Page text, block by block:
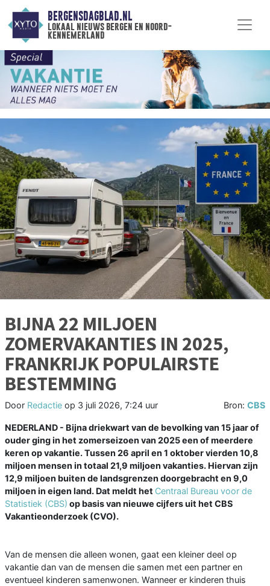
BERGENSDAGBLAD.NL
lokaal nieuws bergen en noord-
kennemerland
BIJNA 22 MILJOEN
ZOMERVAKANTIES IN 2025,
FRANKRIJK POPULAIRSTE
BESTEMMING
Door Redactie op 3 juli 2026, 7:24 uur Bron: CBS
NEDERLAND - Bijna driekwart van de bevolking van 15 jaar of
ouder ging in het zomerseizoen van 2025 een of meerdere
keren op vakantie. Tussen 26 april en 1 oktober vierden 10,8
miljoen mensen in totaal 21,9 miljoen vakanties. Hiervan zijn
12,9 miljoen buiten de landsgrenzen doorgebracht en 9,0
miljoen in eigen land. Dat meldt het Centraal Bureau voor de
Statistiek (CBS) op basis van nieuwe cijfers uit het CBS
Vakantieonderzoek (CVO).
Van de mensen die alleen wonen, gaat een kleiner deel op
vakantie dan van de mensen die samen met een partner en
eventueel kinderen samenwonen. Wanneer er kinderen thuis